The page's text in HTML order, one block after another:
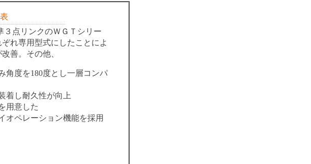
点リンクのＷＧＴシリー
れ専用型式にしたことによ
善。その他、
角度を180度とし一層コンパ
着し耐久性が向上
用意した
オペレーション機能を採用